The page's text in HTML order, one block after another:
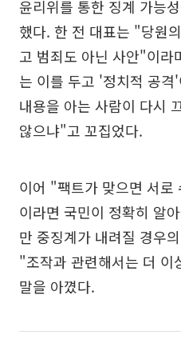
윤리위를 통한 징계 가능
했다. 한 전 대표는 "당원
고 범죄도 아닌 사안"이라
는 이를 두고 '정치적 공
내용을 아는 사람이 다시
않으냐"고 꼬집었다.
이어 "팩트가 맞으면 서로
이라면 국민이 정확히 알
만 중징계가 내려질 경우
"조작과 관련해서는 더 이
말을 아꼈다.